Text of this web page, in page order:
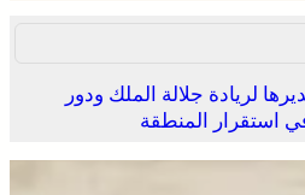
لريادة جلالة الملك ودور
استقرار المنطقة